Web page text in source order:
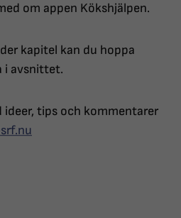
om appen Kökshjälpen.
kapitel kan du hoppa
i avsnittet.
ideer, tips och kommentarer